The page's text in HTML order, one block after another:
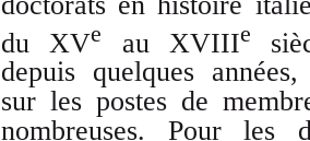
du XVe au XVIIIe
depuis quelques
sur les postes de
nombreuses. Pour les